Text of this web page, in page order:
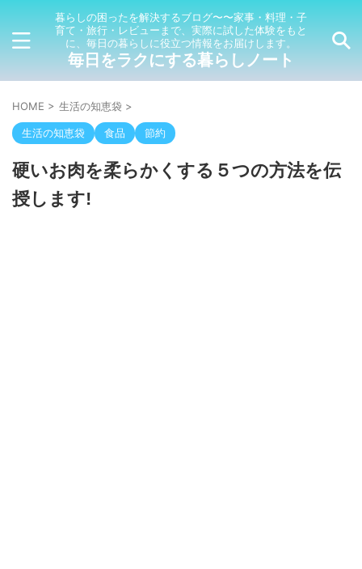
暮らしの困ったを解決するブログ〜〜家事・料理・子
育て・旅行・レビューまで、実際に試した体験をもと
に、毎日の暮らしに役立つ情報をお届けします。
毎日をラクにする暮らしノート
HOME > 生活の知恵袋 >
生活の知恵袋 食品 節約
硬いお肉を柔らかくする５つの方法を伝
授します!